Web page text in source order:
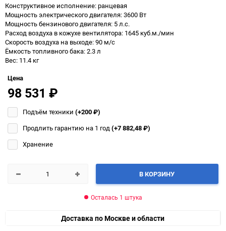
Конструктивное исполнение: ранцевая
Мощность электрического двигателя: 3600 Вт
Мощность бензинового двигателя: 5 л.с.
Расход воздуха в кожухе вентилятора: 1645 куб.м./мин
Скорость воздуха на выходе: 90 м/с
Ёмкость топливного бака: 2.3 л
Вес: 11.4 кг
Цена
98 531 ₽
Подъём техники (+200₽)
Продлить гарантию на 1 год(+7 882,48₽)
Хранение
В КОРЗИНУ
Осталась 1 штука
Доставка по Москве и области